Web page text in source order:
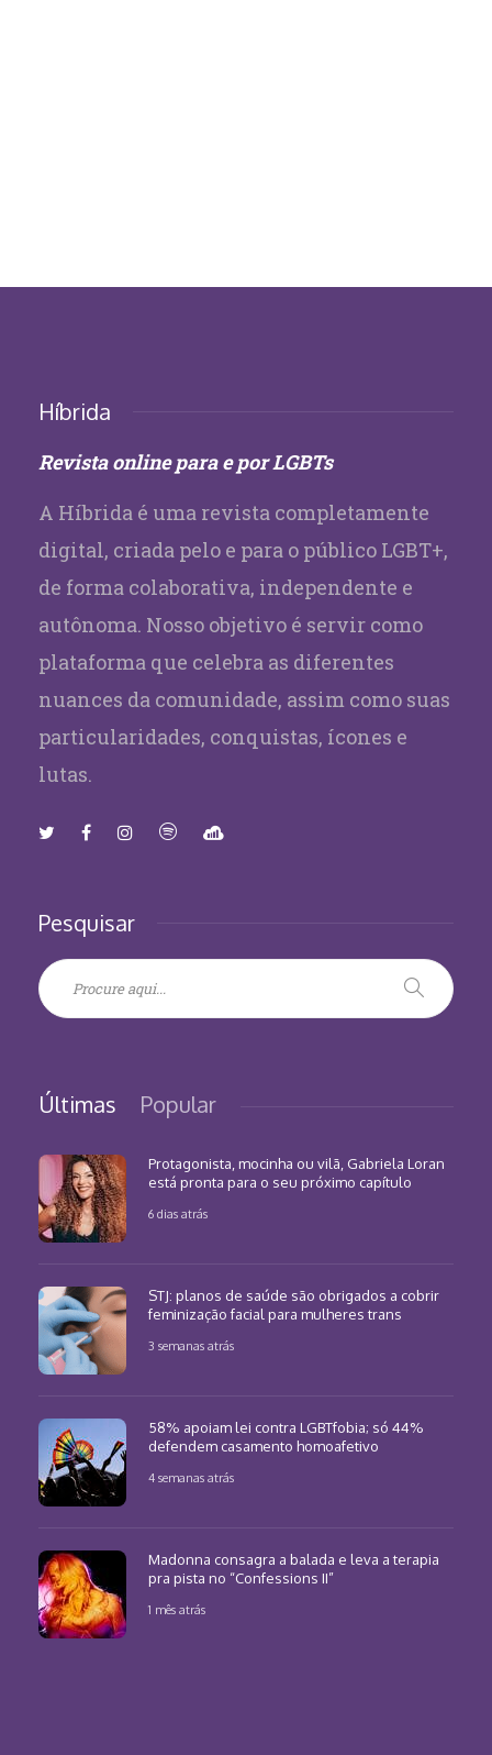
Híbrida
Revista online para e por LGBTs
A Híbrida é uma revista completamente
digital, criada pelo e para o público LGBT+,
de forma colaborativa, independente e
autônoma. Nosso objetivo é servir como
plataforma que celebra as diferentes
nuances da comunidade, assim como suas
particularidades, conquistas, ícones e
lutas.
Pesquisar
Últimas Popular
Protagonista, mocinha ou vilã, Gabriela Loran
está pronta para o seu próximo capítulo
6 dias atrás
STJ: planos de saúde são obrigados a cobrir
feminização facial para mulheres trans
3 semanas atrás
58% apoiam lei contra LGBTfobia; só 44%
defendem casamento homoafetivo
4 semanas atrás
Madonna consagra a balada e leva a terapia
pra pista no “Confessions II”
1 mês atrás